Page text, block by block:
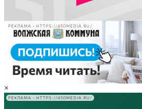
РЕКЛАМА • HTTPS://450MEDIA.RU/
×
РЕКЛАМА • HTTPS://450MEDIA.RU/